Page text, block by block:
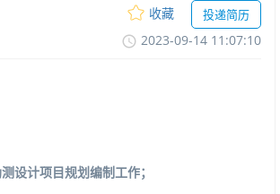
收藏
投递简历
2023-09-1411:07:10
设计项目规划编制工作；